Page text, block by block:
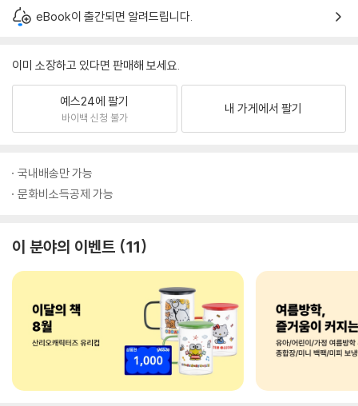
eBook이 출간되면 알려드립니다.
이미 소장하고 있다면 판매해 보세요.
예스24에 팔기
바이백 신청 불가
내 가게에서 팔기
국내배송만 가능
문화비소득공제 가능
이 분야의 이벤트 11